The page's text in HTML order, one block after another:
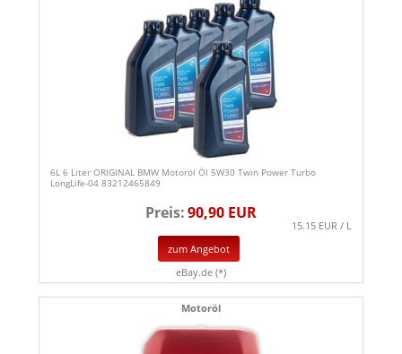
6L 6 Liter ORIGINAL BMW Motoröl Öl 5W30 Twin Power Turbo
LongLife-04 83212465849
Preis:90,90 EUR
15.15 EUR / L
zum Angebot
eBay.de (*)
Motoröl